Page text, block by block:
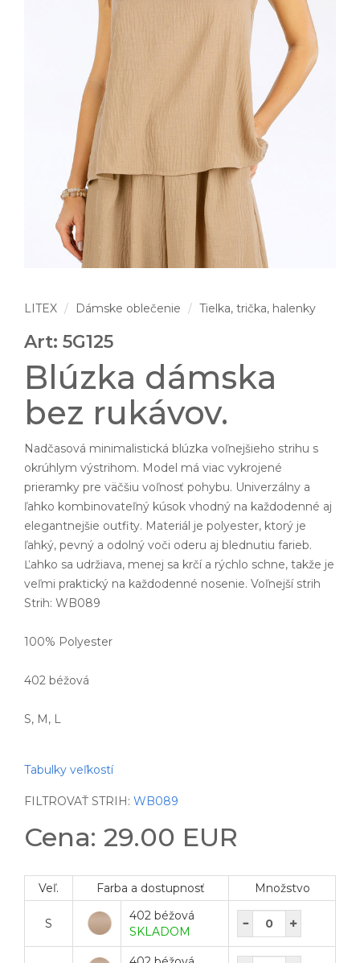
LITEX Dámske oblečenie Tielka, trička, halenky
Art: 5G125
Blúzka dámska
bez rukávov.
Nadčasová minimalistická blúzka voľnejšieho strihu s
okrúhlym výstrihom. Model má viac vykrojené
prieramky pre väčšiu voľnosť pohybu. Univerzálny a
ľahko kombinovateľný kúsok vhodný na každodenné aj
elegantnejšie outfity. Materiál je polyester, ktorý je
ľahký, pevný a odolný voči oderu aj blednutiu farieb.
Ľahko sa udržiava, menej sa krčí a rýchlo schne, takže je
veľmi praktický na každodenné nosenie. Voľnejší strih
Strih: WB089
100% Polyester
402 béžová
S, M, L
Tabulky veľkostí
FILTROVAŤ STRIH: WB089
Cena: 29.00 EUR
Veľ. Farba a dostupnosť Množstvo
S
402 béžová
SKLADOM